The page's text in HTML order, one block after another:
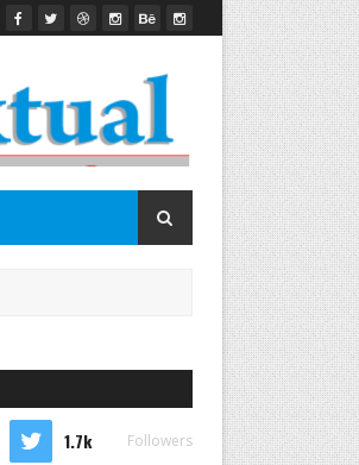
1.7k Followers